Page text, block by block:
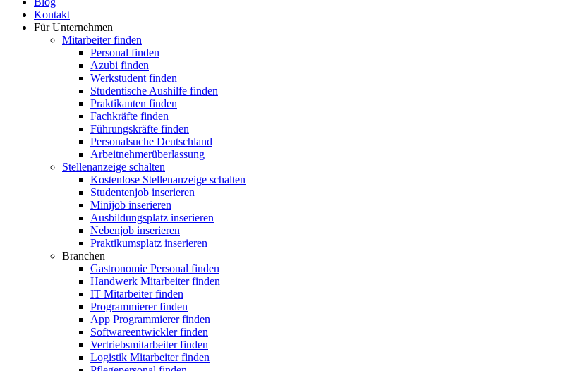
Kontakt
Für Unternehmen
Mitarbeiter finden
Personal finden
Azubi finden
Werkstudent finden
Studentische Aushilfe finden
Praktikanten finden
Fachkräfte finden
Führungskräfte finden
Personalsuche Deutschland
Arbeitnehmerüberlassung
Stellenanzeige schalten
Kostenlose Stellenanzeige schalten
Studentenjob inserieren
Minijob inserieren
Ausbildungsplatz inserieren
Nebenjob inserieren
Praktikumsplatz inserieren
Branchen
Gastronomie Personal finden
Handwerk Mitarbeiter finden
IT Mitarbeiter finden
Programmierer finden
App Programmierer finden
Softwareentwickler finden
Vertriebsmitarbeiter finden
Logistik Mitarbeiter finden